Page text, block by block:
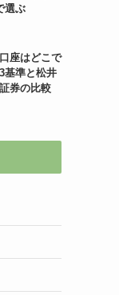
選ぶ
座はどこで
基準と松井
券の比較